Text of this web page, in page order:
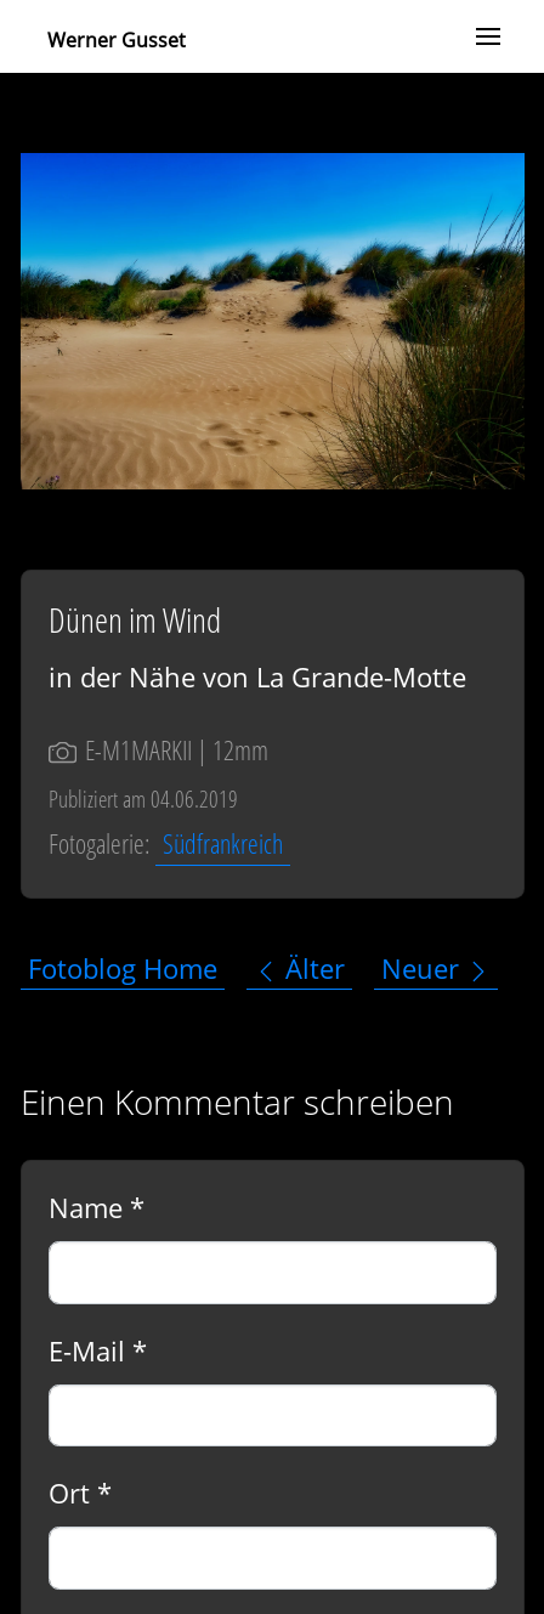
Werner Gusset
Dünen im Wind
in der Nähe von La Grande-Motte
E-M1MARKII | 12mm
Publiziert am 04.06.2019
Fotogalerie: Südfrankreich
Fotoblog Home Älter Neuer
Einen Kommentar schreiben
Name *
E-Mail *
Ort *